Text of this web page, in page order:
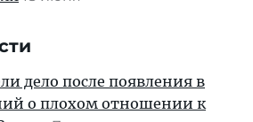
дело после появления в
о плохом отношении к